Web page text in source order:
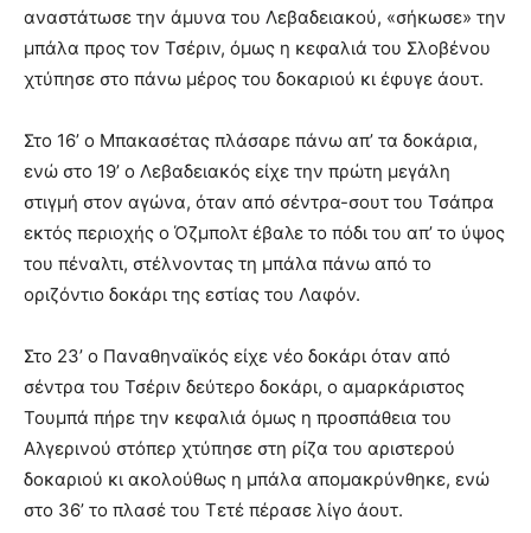
αναστάτωσε την άμυνα του Λεβαδειακού, «σήκωσε» την
μπάλα προς τον Τσέριν, όμως η κεφαλιά του Σλοβένου
χτύπησε στο πάνω μέρος του δοκαριού κι έφυγε άουτ.
Στο 16’ ο Μπακασέτας πλάσαρε πάνω απ’ τα δοκάρια,
ενώ στο 19’ ο Λεβαδειακός είχε την πρώτη μεγάλη
στιγμή στον αγώνα, όταν από σέντρα-σουτ του Τσάπρα
εκτός περιοχής ο Όζμπολτ έβαλε το πόδι του απ’ το ύψος
του πέναλτι, στέλνοντας τη μπάλα πάνω από το
οριζόντιο δοκάρι της εστίας του Λαφόν.
Στο 23’ ο Παναθηναϊκός είχε νέο δοκάρι όταν από
σέντρα του Τσέριν δεύτερο δοκάρι, ο αμαρκάριστος
Τουμπά πήρε την κεφαλιά όμως η προσπάθεια του
Αλγερινού στόπερ χτύπησε στη ρίζα του αριστερού
δοκαριού κι ακολούθως η μπάλα απομακρύνθηκε, ενώ
στο 36’ το πλασέ του Τετέ πέρασε λίγο άουτ.